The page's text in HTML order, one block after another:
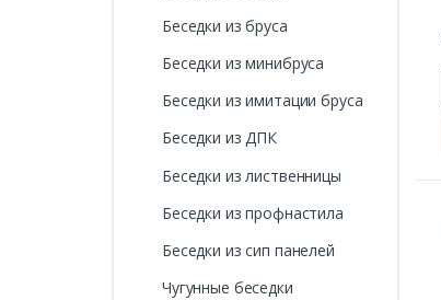
Беседки из бруса
Беседки из минибруса
Беседки из имитации бруса
Беседки из ДПК
Беседки из лиственницы
Беседки из профнастила
Беседки из сип панелей
Чугунные беседки